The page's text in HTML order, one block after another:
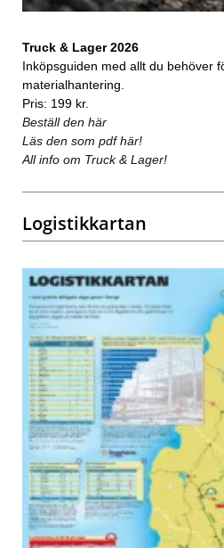
Truck & Lager 2026
Inköpsguiden med allt du behöver
materialhantering.
Pris: 199 kr.
Beställ den här
Läs den som pdf här!
All info om Truck & Lager!
Logistikkartan